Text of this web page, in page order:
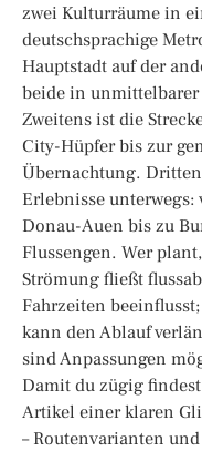
zwei Kulturräume in
deutschsprachige
Hauptstadt auf der
beide in unmittelbarer
Zweitens ist die
City-Hüpfer bis zur
Übernachtung.
Erlebnisse
Donau-Auen bis zu
Flussengen. Wer
Strömung fließt
Fahrzeiten
kann den Ablauf
sind Anpassungen
Damit du zügig
Artikel einer klaren
– Routenvarianten